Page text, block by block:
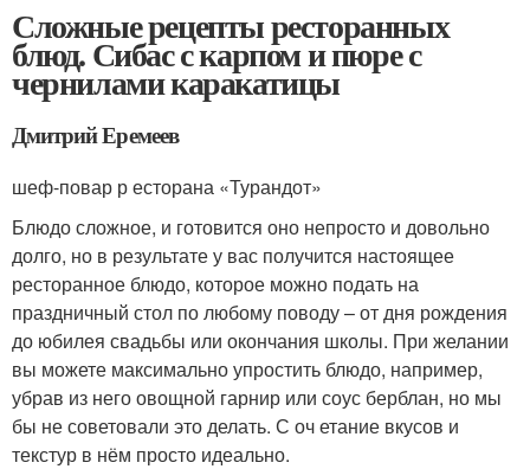
Сложные рецепты ресторанных
блюд. Сибас с карпом и пюре с
чернилами каракатицы
Дмитрий Еремеев
шеф-повар р есторана «Турандот»
Блюдо сложное, и готовится оно непросто и довольно
долго, но в результате у вас получится настоящее
ресторанное блюдо, которое можно подать на
праздничный стол по любому поводу – от дня рождения
до юбилея свадьбы или окончания школы. При желании
вы можете максимально упростить блюдо, например,
убрав из него овощной гарнир или соус берблан, но мы
бы не советовали это делать. С оч етание вкусов и
текстур в нём просто идеально.